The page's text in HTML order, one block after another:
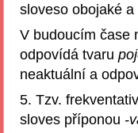
sloveso obojaké
V budoucím čase
odpovídá tvaru
neaktuální a
5. Tzv.
sloves příponou -